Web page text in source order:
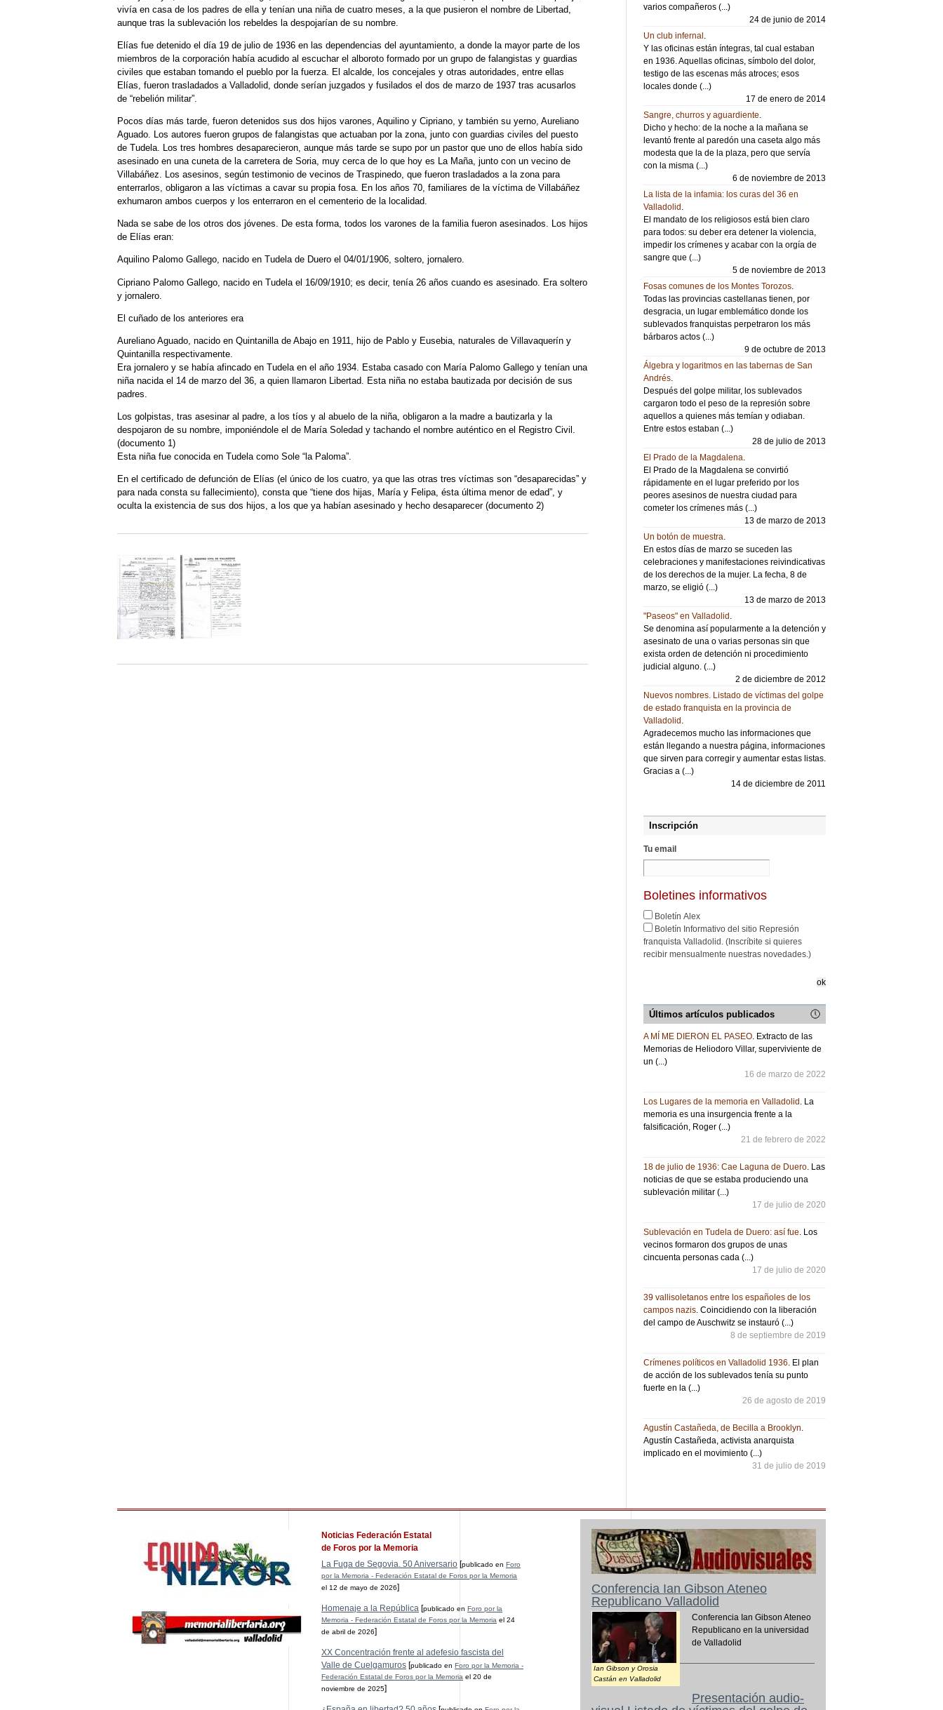
vivía en casa de los padres de ella y tenían una niña de cuatro meses, a la que pusieron el nombre de Libertad,
aunque tras la sublevación los rebeldes la despojarían de su nombre.
Elías fue detenido el día 19 de julio de 1936 en las dependencias del ayuntamiento, a donde la mayor parte de los
miembros de la corporación había acudido al escuchar el alboroto formado por un grupo de falangistas y guardias
civiles que estaban tomando el pueblo por la fuerza. El alcalde, los concejales y otras autoridades, entre ellas
Elías, fueron trasladados a Valladolid, donde serían juzgados y fusilados el dos de marzo de 1937 tras acusarlos
de “rebelión militar”.
Pocos días más tarde, fueron detenidos sus dos hijos varones, Aquilino y Cipriano, y también su yerno, Aureliano
Aguado. Los autores fueron grupos de falangistas que actuaban por la zona, junto con guardias civiles del puesto
de Tudela. Los tres hombres desaparecieron, aunque más tarde se supo por un pastor que uno de ellos había sido
asesinado en una cuneta de la carretera de Soria, muy cerca de lo que hoy es La Maña, junto con un vecino de
Villabáñez. Los asesinos, según testimonio de vecinos de Traspinedo, que fueron trasladados a la zona para
enterrarlos, obligaron a las víctimas a cavar su propia fosa. En los años 70, familiares de la víctima de Villabáñez
exhumaron ambos cuerpos y los enterraron en el cementerio de la localidad.
Nada se sabe de los otros dos jóvenes. De esta forma, todos los varones de la familia fueron asesinados. Los hijos
de Elías eran:
Aquilino Palomo Gallego, nacido en Tudela de Duero el 04/01/1906, soltero, jornalero.
Cipriano Palomo Gallego, nacido en Tudela el 16/09/1910; es decir, tenía 26 años cuando es asesinado. Era soltero
y jornalero.
El cuñado de los anteriores era
Aureliano Aguado, nacido en Quintanilla de Abajo en 1911, hijo de Pablo y Eusebia, naturales de Villavaquerín y
Quintanilla respectivamente.
Era jornalero y se había afincado en Tudela en el año 1934. Estaba casado con María Palomo Gallego y tenían una
niña nacida el 14 de marzo del 36, a quien llamaron Libertad. Esta niña no estaba bautizada por decisión de sus
padres.
Los golpistas, tras asesinar al padre, a los tíos y al abuelo de la niña, obligaron a la madre a bautizarla y la
despojaron de su nombre, imponiéndole el de María Soledad y tachando el nombre auténtico en el Registro Civil.
(documento 1)
Esta niña fue conocida en Tudela como Sole “la Paloma”.
En el certificado de defunción de Elías (el único de los cuatro, ya que las otras tres víctimas son “desaparecidas” y
para nada consta su fallecimiento), consta que “tiene dos hijas, María y Felipa, ésta última menor de edad”, y
oculta la existencia de sus dos hijos, a los que ya habían asesinado y hecho desaparecer (documento 2)
varios compañeros (...)
24 de junio de 2014
Un club infernal .
Y las oficinas están íntegras, tal cual estaban
en 1936. Aquellas oficinas, símbolo del dolor,
testigo de las escenas más atroces; esos
locales donde (...)
17 de enero de 2014
Sangre, churros y aguardiente.
Dicho y hecho: de la noche a la mañana se
levantó frente al paredón una caseta algo más
modesta que la de la plaza, pero que servía
con la misma (...)
6 de noviembre de 2013
La lista de la infamia: los curas del 36 en
Valladolid .
El mandato de los religiosos está bien claro
para todos: su deber era detener la violencia,
impedir los crímenes y acabar con la orgía de
sangre que (...)
5 de noviembre de 2013
Fosas comunes de los Montes Torozos.
Todas las provincias castellanas tienen, por
desgracia, un lugar emblemático donde los
sublevados franquistas perpetraron los más
bárbaros actos (...)
9 de octubre de 2013
Álgebra y logaritmos en las tabernas de San
Andrés.
Después del golpe militar, los sublevados
cargaron todo el peso de la represión sobre
aquellos a quienes más temían y odiaban.
Entre estos estaban (...)
28 de julio de 2013
El Prado de la Magdalena.
El Prado de la Magdalena se convirtió
rápidamente en el lugar preferido por los
peores asesinos de nuestra ciudad para
cometer los crímenes más (...)
13 de marzo de 2013
Un botón de muestra.
En estos días de marzo se suceden las
celebraciones y manifestaciones reivindicativas
de los derechos de la mujer. La fecha, 8 de
marzo, se eligió (...)
13 de marzo de 2013
"Paseos" en Valladolid .
Se denomina así popularmente a la detención y
asesinato de una o varias personas sin que
exista orden de detención ni procedimiento
judicial alguno. (...)
2 de diciembre de 2012
Nuevos nombres. Listado de víctimas del golpe
de estado franquista en la provincia de
Valladolid .
Agradecemos mucho las informaciones que
están llegando a nuestra página, informaciones
que sirven para corregir y aumentar estas listas.
Gracias a (...)
14 de diciembre de 2011
Inscripción
Tu email
Boletines informativos
Boletín Alex
Boletín Informativo del sitio Represión
franquista Valladolid. (Inscríbite si quieres
recibir mensualmente nuestras novedades.)
Últimos artículos publicados
A MÍ ME DIERON EL PASEO . Extracto de las
Memorias de Heliodoro Villar, superviviente de
un (...)
16 de marzo de 2022
Los Lugares de la memoria en Valladolid . La
memoria es una insurgencia frente a la
falsificación, Roger (...)
21 de febrero de 2022
18 de julio de 1936: Cae Laguna de Duero . Las
noticias de que se estaba produciendo una
sublevación militar (...)
17 de julio de 2020
Sublevación en Tudela de Duero: así fue . Los
vecinos formaron dos grupos de unas
cincuenta personas cada (...)
17 de julio de 2020
39 vallisoletanos entre los españoles de los
campos nazis . Coincidiendo con la liberación
del campo de Auschwitz se instauró (...)
8 de septiembre de 2019
Crímenes políticos en Valladolid 1936 . El plan
de acción de los sublevados tenía su punto
fuerte en la (...)
26 de agosto de 2019
Agustín Castañeda, de Becilla a Brooklyn
Agustín Castañeda, activista anarquista
implicado en el movimiento (...)
31 de julio de 2019
Noticias Federación Estatal
de Foros por la Memoria
La Fuga de Segovia. 50 Aniversario [publicado en Foro
por la Memoria - Federación Estatal de Foros por la Memoria
el 12 de mayo de 2026]
Homenaje a la República [publicado en Foro por la
Memoria - Federación Estatal de Foros por la Memoria el 24
de abril de 2026]
XX Concentración frente al adefesio fascista del
Valle de Cuelgamuros [publicado en Foro por la Memoria -
Federación Estatal de Foros por la Memoria el 20 de
noviembre de 2025]
Conferencia Ian Gibson Ateneo
Republicano Valladolid
Ian Gibson y Orosia
Castán en Valladolid
Conferencia Ian Gibson Ateneo
Republicano en la universidad
de Valladolid
Presentación audio-